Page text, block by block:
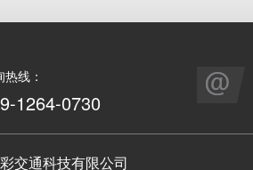
线：
1264-0730
交通科技有限公司